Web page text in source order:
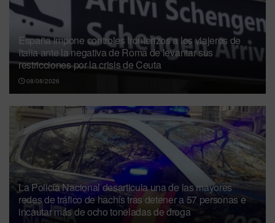
España impone controles fronterizos a los viajeros de
Italia ante la negativa de Roma de levantar sus
restricciones por la crisis de Ceuta
08/08/2026
La Policía Nacional desarticula una de las mayores
redes de tráfico de hachís tras detener a 57 personas e
incautar más de ocho toneladas de droga